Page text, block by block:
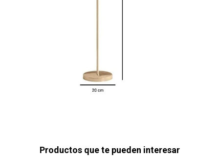
Productos que te pueden interesar